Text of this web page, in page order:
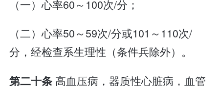
（一）心率60～100次/分；
（二）心率50～59次/分或101～110次/
分，经检查系生理性（条件兵除外）。
第二十条 高血压病，器质性心脏病，血管